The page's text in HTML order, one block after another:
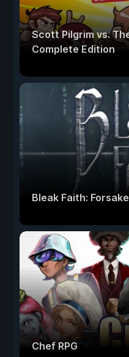
Scott Pilgrim vs.
Complete Edition
Bleak Faith:
Chef RPG